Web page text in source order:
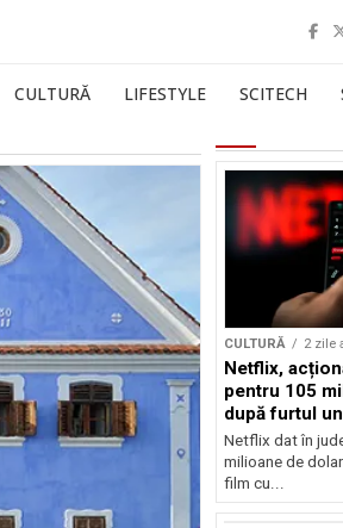
CULTURĂ LIFESTYLE SCITECH
CULTURĂ 2 zile
Netflix,
pentru 105
după furtul
Nicolas Cage
Netflix dat în
milioane de
film cu...